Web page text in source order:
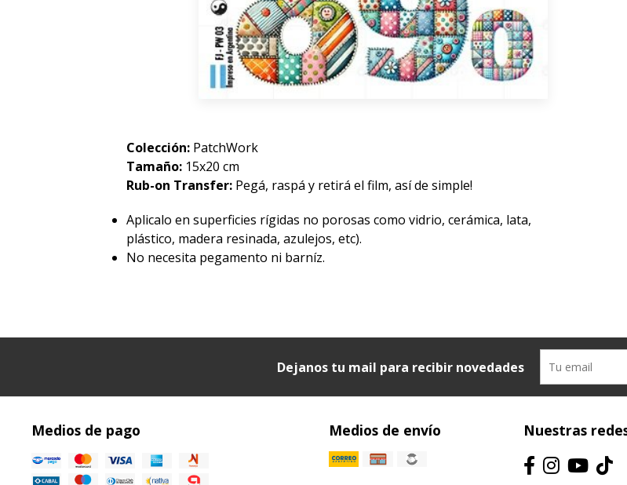
Colección: PatchWork
Tamaño: 15x20 cm
Rub-on Transfer: Pegá, raspá y retirá el film, así de simple!
Aplicalo en superficies rígidas no porosas como vidrio, cerámica, lata,
plástico, madera resinada, azulejos, etc).
No necesita pegamento ni barníz.
Dejanos tu mail para recibir novedades
Medios de pago Medios de envío Nuestras